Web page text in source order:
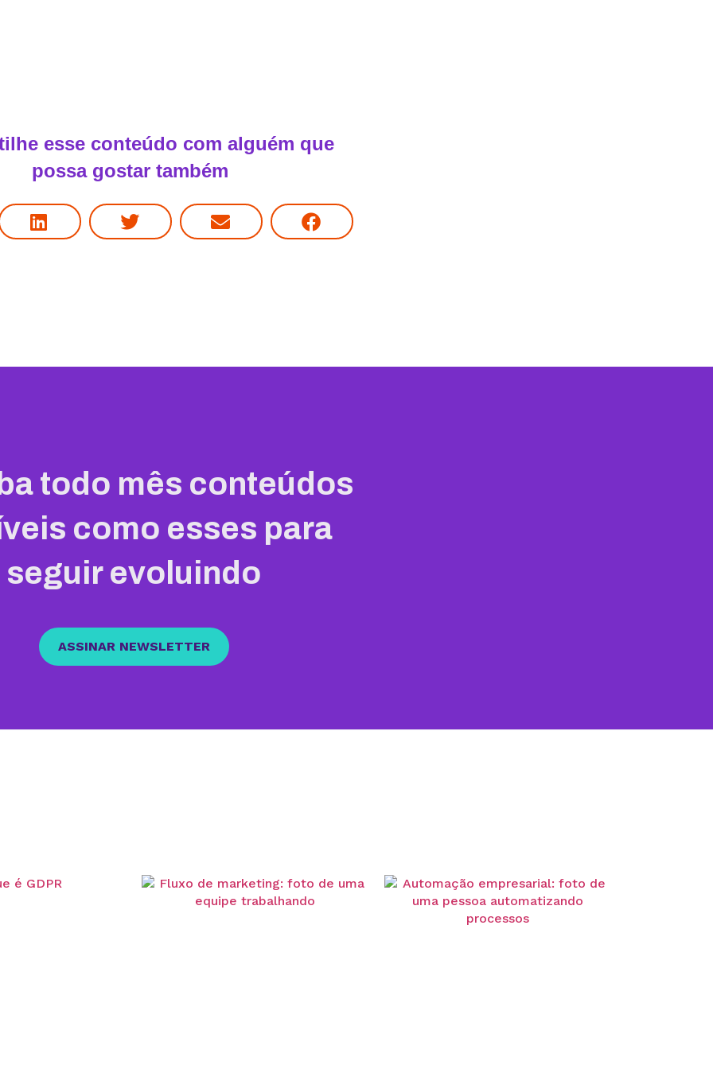
esse conteúdo com alguém que
possa gostar também
todo mês conteúdos
como esses para
seguir evoluindo
ASSINAR NEWSLETTER